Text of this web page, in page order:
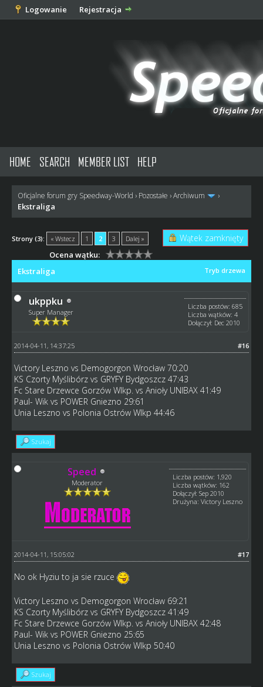
Logowanie Rejestracja
HOME SEARCH MEMBER LIST HELP
Oficjalne forum gry Speedway-World › Pozostałe ›Archiwum ›
Ekstraliga
Strony (3): « Wstecz 1 2 3 Dalej » Wątek zamknięty
Ocena wątku:
Tryb drzewa
Ekstraliga
ukppku
Super Manager
Liczba postów: 685
Liczba wątków: 4
Dołączył: Dec 2010
#16
2014-04-11, 14:37:25
Victory Leszno vs Demogorgon Wrocław 70:20
KS Czorty Myślibórz vs GRYFY Bydgoszcz 47:43
Fc Stare Drzewce Gorzów Wlkp. vs Anioły UNIBAX 41:49
Paul- Wik vs POWER Gniezno 29:61
Unia Leszno vs Polonia Ostrów Wlkp 44:46
Szukaj
Speed
Moderator
Liczba postów: 1,920
Liczba wątków: 162
Dołączył: Sep 2010
Drużyna: Victory Leszno
#17
2014-04-11, 15:05:02
No ok Hyziu to ja sie rzuce
Victory Leszno vs Demogorgon Wrocław 69:21
KS Czorty Myślibórz vs GRYFY Bydgoszcz 41:49
Fc Stare Drzewce Gorzów Wlkp. vs Anioły UNIBAX 42:48
Paul- Wik vs POWER Gniezno 25:65
Unia Leszno vs Polonia Ostrów Wlkp 50:40
Szukaj